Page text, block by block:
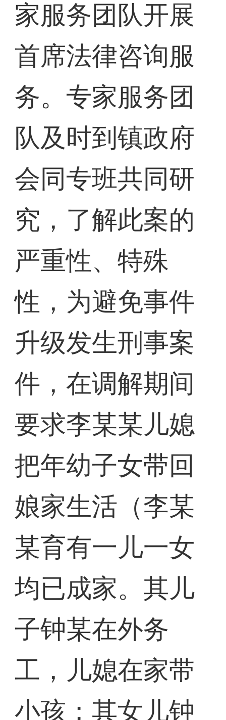
家服务团队开展
首席法律咨询服
务。专家服务团
队及时到镇政府
会同专班共同研
究，了解此案的
严重性、特殊
性，为避免事件
升级发生刑事案
件，在调解期间
要求李某某儿媳
把年幼子女带回
娘家生活（李某
某育有一儿一女
均已成家。其儿
子钟某在外务
工，儿媳在家带
小孩；其女儿钟